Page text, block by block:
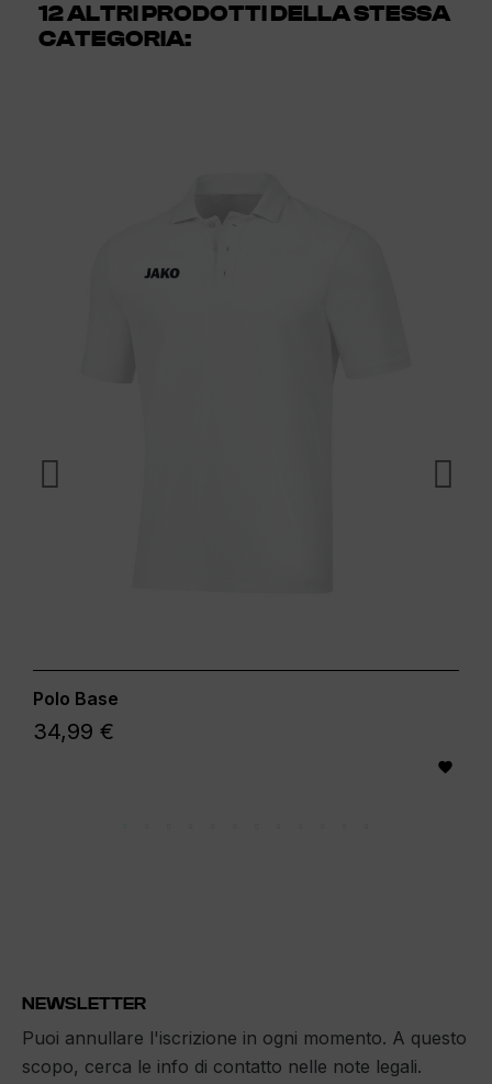
12 ALTRI PRODOTTI DELLA STESSA
CATEGORIA:
Polo Base
34,99 €

NEWSLETTER
Puoi annullare l'iscrizione in ogni momento. A questo
scopo, cerca le info di contatto nelle note legali.